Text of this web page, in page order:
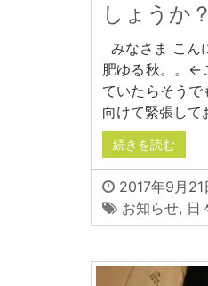
しょうか？
みなさま こ
肥ゆる秋。。←
ていたらそう
向けて緊張し
続きを読む
2017年9月21
お知らせ, 日